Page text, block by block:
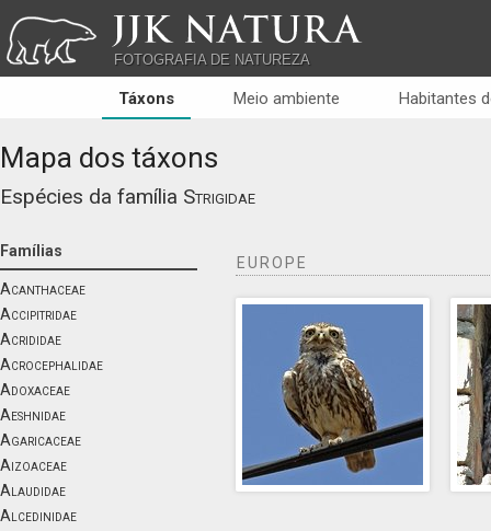
JJK NATURA
FOTOGRAFIA DE NATUREZA
Táxons Meio ambiente Habitantes
Mapa dos táxons
Espécies da família Strigidae
Famílias
Acanthaceae
Accipitridae
Acrididae
Acrocephalidae
Adoxaceae
Aeshnidae
Agaricaceae
Aizoaceae
Alaudidae
Alcedinidae
EUROPE